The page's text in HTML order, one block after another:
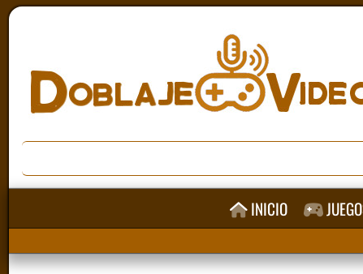
INICIO